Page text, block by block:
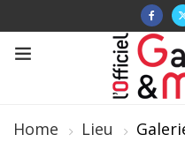
Home Lieu